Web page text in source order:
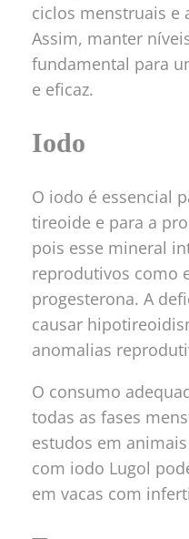
ciclos menstruais e
Assim, manter
fundamental para
e eficaz.
Iodo
O iodo é essencial
tireoide e para a
pois esse mineral
reprodutivos como
progesterona. A
causar
anomalias
O consumo
todas as fases
estudos em
com iodo Lugol
em vacas com